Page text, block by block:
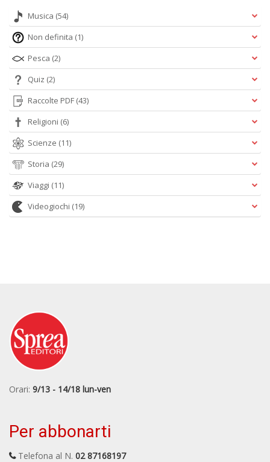
Musica (54)
Non definita (1)
Pesca (2)
Quiz (2)
Raccolte PDF (43)
Religioni (6)
Scienze (11)
Storia (29)
Viaggi (11)
Videogiochi (19)
Orari: 9/13 - 14/18 lun-ven
Per abbonarti
Telefona al N. 02 87168197